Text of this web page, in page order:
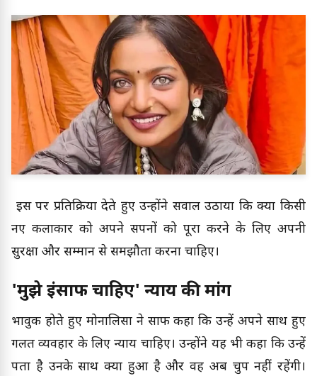
इस पर प्रतिक्रिया देते हुए उन्होंने सवाल उठाया कि क्या किसी
नए कलाकार को अपने सपनों को पूरा करने के लिए अपनी
सुरक्षा और सम्मान से समझौता करना चाहिए।
'मुझे इंसाफ चाहिए' न्याय की मांग
भावुक होते हुए मोनालिसा ने साफ कहा कि उन्हें अपने साथ हुए
गलत व्यवहार के लिए न्याय चाहिए। उन्होंने यह भी कहा कि उन्हें
पता है उनके साथ क्या हुआ है और वह अब चुप नहीं रहेंगी।